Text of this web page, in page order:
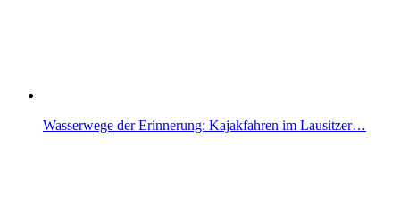
Wasserwege der Erinnerung: Kajakfahren im Lausitzer…